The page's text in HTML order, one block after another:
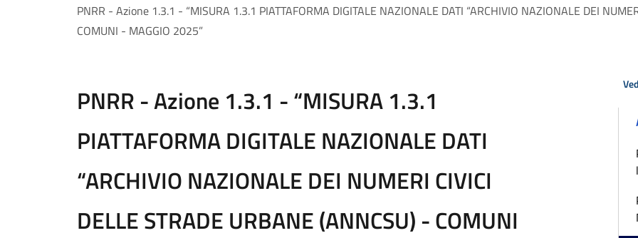
PNRR - Azione 1.3.1 - “MISURA 1.3.1 PIATTAFORMA DIGITALE NAZIONALE DATI “ARCHIVIO NAZIONALE DEI
COMUNI - MAGGIO 2025”
PNRR - Azione 1.3.1 - “MISURA 1.3.1
PIATTAFORMA DIGITALE NAZIONALE DATI
“ARCHIVIO NAZIONALE DEI NUMERI CIVICI
DELLE STRADE URBANE (ANNCSU) - COMUNI